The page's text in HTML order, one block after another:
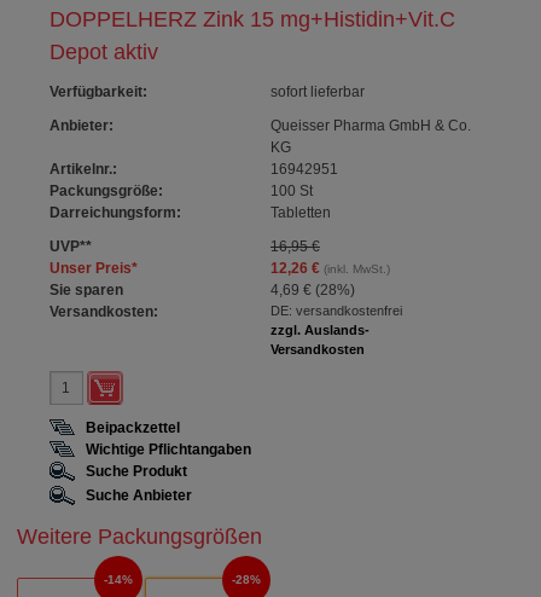
DOPPELHERZ Zink 15 mg+Histidin+Vit.C
Depot aktiv
Verfügbarkeit:
sofort lieferbar
Anbieter:
Queisser Pharma GmbH & Co.
KG
Artikelnr.:
16942951
Packungsgröße:
100 St
Darreichungsform:
Tabletten
UVP**
16,95 €
Unser Preis* 12,26 €(inkl. MwSt.)
Sie sparen 4,69 € (28%)
Versandkosten:
DE: versandkostenfrei
zzgl. Auslands-
Versandkosten
Beipackzettel
Wichtige Pflichtangaben
Suche Produkt
Suche Anbieter
Weitere Packungsgrößen
14% 28%